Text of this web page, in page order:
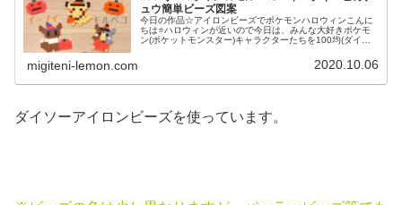
ュウ簡単ビーズ図案
今日の作品☆アイロンビーズでポケモンハロウィンこんに
ちは⭐ハロウィンが近いので今日は、みんな大好きポケモ
ン(ポケットモンスター)キャラクターたちを100均(ダイソ
migiteni-lemon.com 2020.10.06
ダイソーアイロンビーズを使っています。